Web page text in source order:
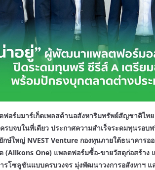
ฟอร์มมาร์เก็ตเพลสด้านอสังหาริมทรัพย์สัญชาติไทย
บจบในที่เดียว ประกาศความสำเร็จระดมทุนรอ
ษ์ใหญ่ NVEST Venture กองทุนภายใต้ธนาคาร
(Allkons One) แพลตฟอร์มซื้อ-ขายวัสดุก่อสร้าง
รโซลูชันแบบครบวงจร มุ่งพัฒนาวงการอสังหาฯ แ